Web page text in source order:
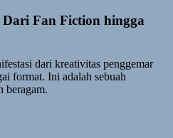
Fan Fiction hingga
dari kreativitas penggemar
format. Ini adalah sebuah
beragam.